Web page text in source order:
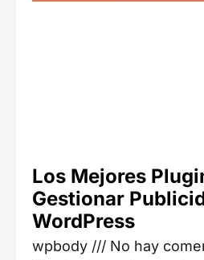
Los Mejores
Gestionar
WordPress
wpbody No hay